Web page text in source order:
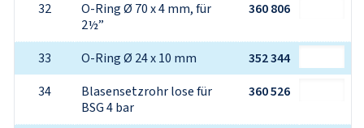
32
O-Ring Ø 70 x 4 mm, für
2½”
360 806
33 O-Ring Ø 24 x 10 mm
352 344
34
Blasensetzrohr lose für
BSG 4 bar
360 526